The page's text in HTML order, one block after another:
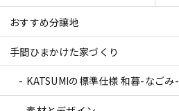
おすすめ分譲地
手間ひまかけた家づくり
KATSUMIの標準仕様 和暮-なごみ-